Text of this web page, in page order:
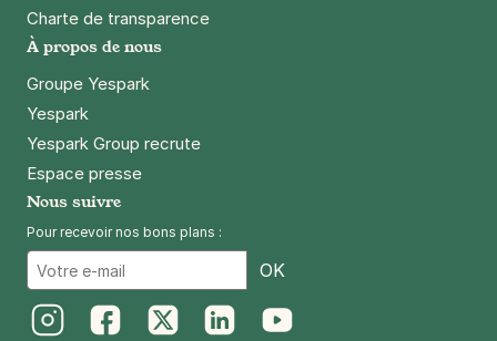
Charte de transparence
À propos de nous
Groupe Yespark
Yespark
Yespark Group recrute
Espace presse
Nous suivre
Pour recevoir nos bons plans :
OK